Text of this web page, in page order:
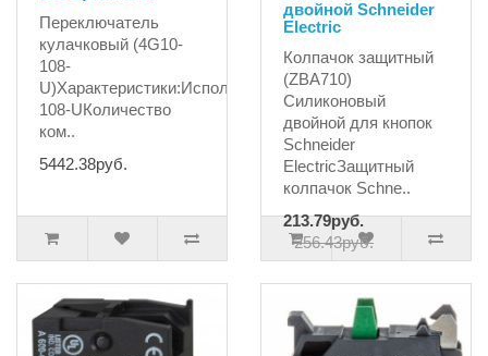
Переключатель
кулачковый (4G10-
108-
U)Характеристики:ИсполнениеОткрытоеМодель4G10-
108-UКоличество
ком..
5442.38руб.
двойной Schneider
Electric
Колпачок защитный
(ZBA710)
Силиконовый
двойной для кнопок
Schneider
ElectricЗащитный
колпачок Schne..
213.79руб.
256.43руб.